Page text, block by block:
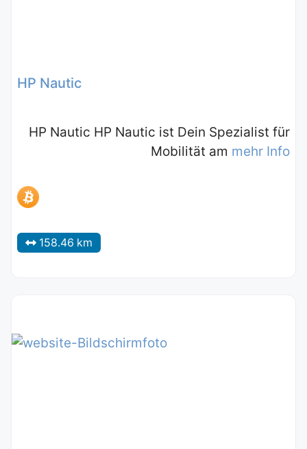
HP Nautic
HP Nautic HP Nautic ist Dein Spezialist für
Mobilität am mehr Info
158.46 km